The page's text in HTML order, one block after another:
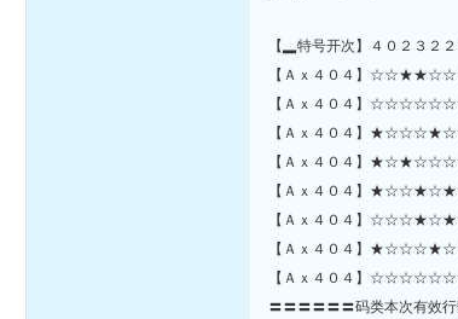
【▂特号开次】４０２３２
【Ａｘ４０４】
【Ａｘ４０４】
【Ａｘ４０４】
【Ａｘ４０４】
【Ａｘ４０４】
【Ａｘ４０４】
【Ａｘ４０４】
【Ａｘ４０４】
〓〓〓〓〓〓码类本次有效